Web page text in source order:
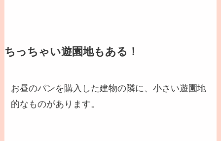
ちっちゃい遊園地もある！
お昼のパンを購入した建物の隣に、小さい遊園地
的なものがあります。